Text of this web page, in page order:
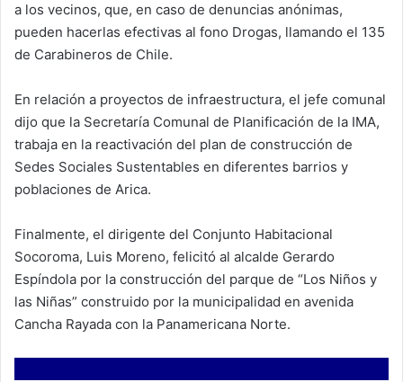
a los vecinos, que, en caso de denuncias anónimas,
pueden hacerlas efectivas al fono Drogas, llamando el 135
de Carabineros de Chile.
En relación a proyectos de infraestructura, el jefe comunal
dijo que la Secretaría Comunal de Planificación de la IMA,
trabaja en la reactivación del plan de construcción de
Sedes Sociales Sustentables en diferentes barrios y
poblaciones de Arica.
Finalmente, el dirigente del Conjunto Habitacional
Socoroma, Luis Moreno, felicitó al alcalde Gerardo
Espíndola por la construcción del parque de “Los Niños y
las Niñas” construido por la municipalidad en avenida
Cancha Rayada con la Panamericana Norte.